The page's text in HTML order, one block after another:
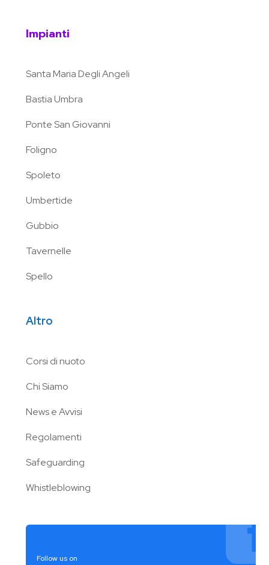
Impianti
Santa Maria Degli Angeli
Bastia Umbra
Ponte San Giovanni
Foligno
Spoleto
Umbertide
Gubbio
Tavernelle
Spello
Altro
Corsi di nuoto
Chi Siamo
News e Avvisi
Regolamenti
Safeguarding
Whistleblowing
Follow us on